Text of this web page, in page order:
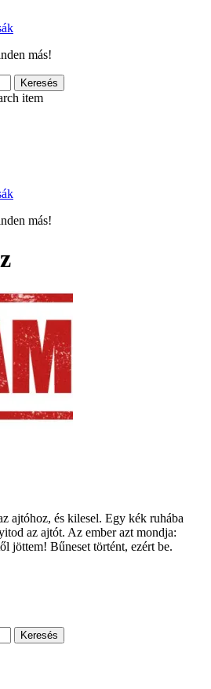
más!
item
más!
ajtóhoz, és kilesel. Egy kék ruhába
az ajtót. Az ember azt mondja:
jöttem! Bűneset történt, ezért be.